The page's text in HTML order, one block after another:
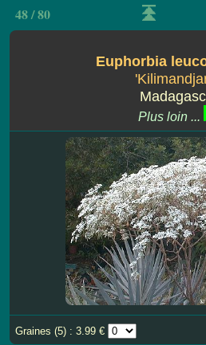
48 / 80
Euphorbia
Plus loin ...
Graines (5) : 3.99 €